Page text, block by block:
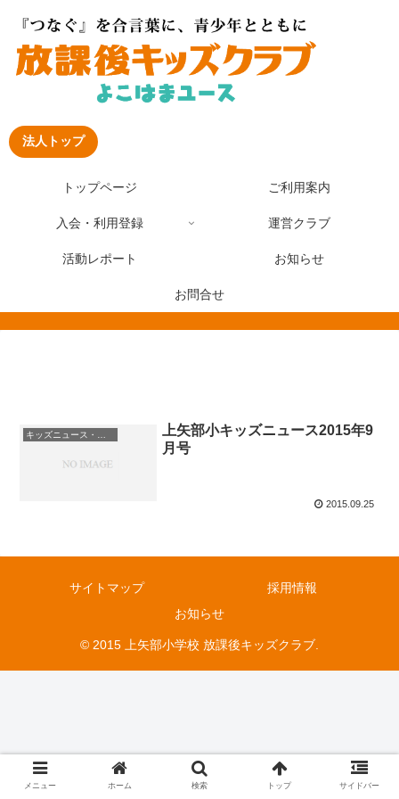
法人トップ
トップページ ご利用案内
入会・利用登録 運営クラブ
活動レポート お知らせ
お問合せ
キッズニュース・お知らせ
上矢部小キッズニュース2015年9
月号
2015.09.25
サイトマップ
採用情報
お知らせ
© 2015 上矢部小学校 放課後キッズクラブ.
メニュー ホーム 検索 トップ サイドバー